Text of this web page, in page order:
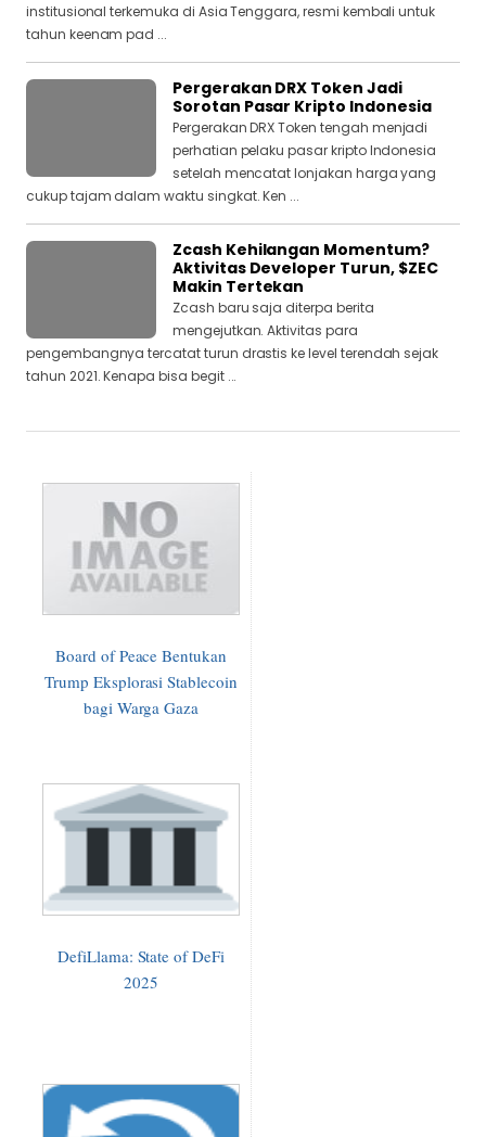
institusional terkemuka di Asia Tenggara, resmi kembali untuk
tahun keenam pad ...
Pergerakan DRX Token Jadi
Sorotan Pasar Kripto Indonesia
Pergerakan DRX Token tengah menjadi
perhatian pelaku pasar kripto Indonesia
setelah mencatat lonjakan harga yang
cukup tajam dalam waktu singkat. Ken ...
Zcash Kehilangan Momentum?
Aktivitas Developer Turun, $ZEC
Makin Tertekan
Zcash baru saja diterpa berita
mengejutkan. Aktivitas para
pengembangnya tercatat turun drastis ke level terendah sejak
tahun 2021. Kenapa bisa begit ...
Board of Peace Bentukan
Trump Eksplorasi Stablecoin
bagi Warga Gaza
DefiLlama: State of DeFi
2025